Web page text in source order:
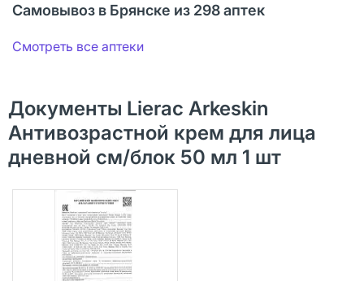
Самовывоз в Брянске из 298 аптек
Смотреть все аптеки
Документы Lierac Arkeskin
Антивозрастной крем для лица
дневной см/блок 50 мл 1 шт